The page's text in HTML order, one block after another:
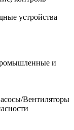
устройства
и
Вентиляторы